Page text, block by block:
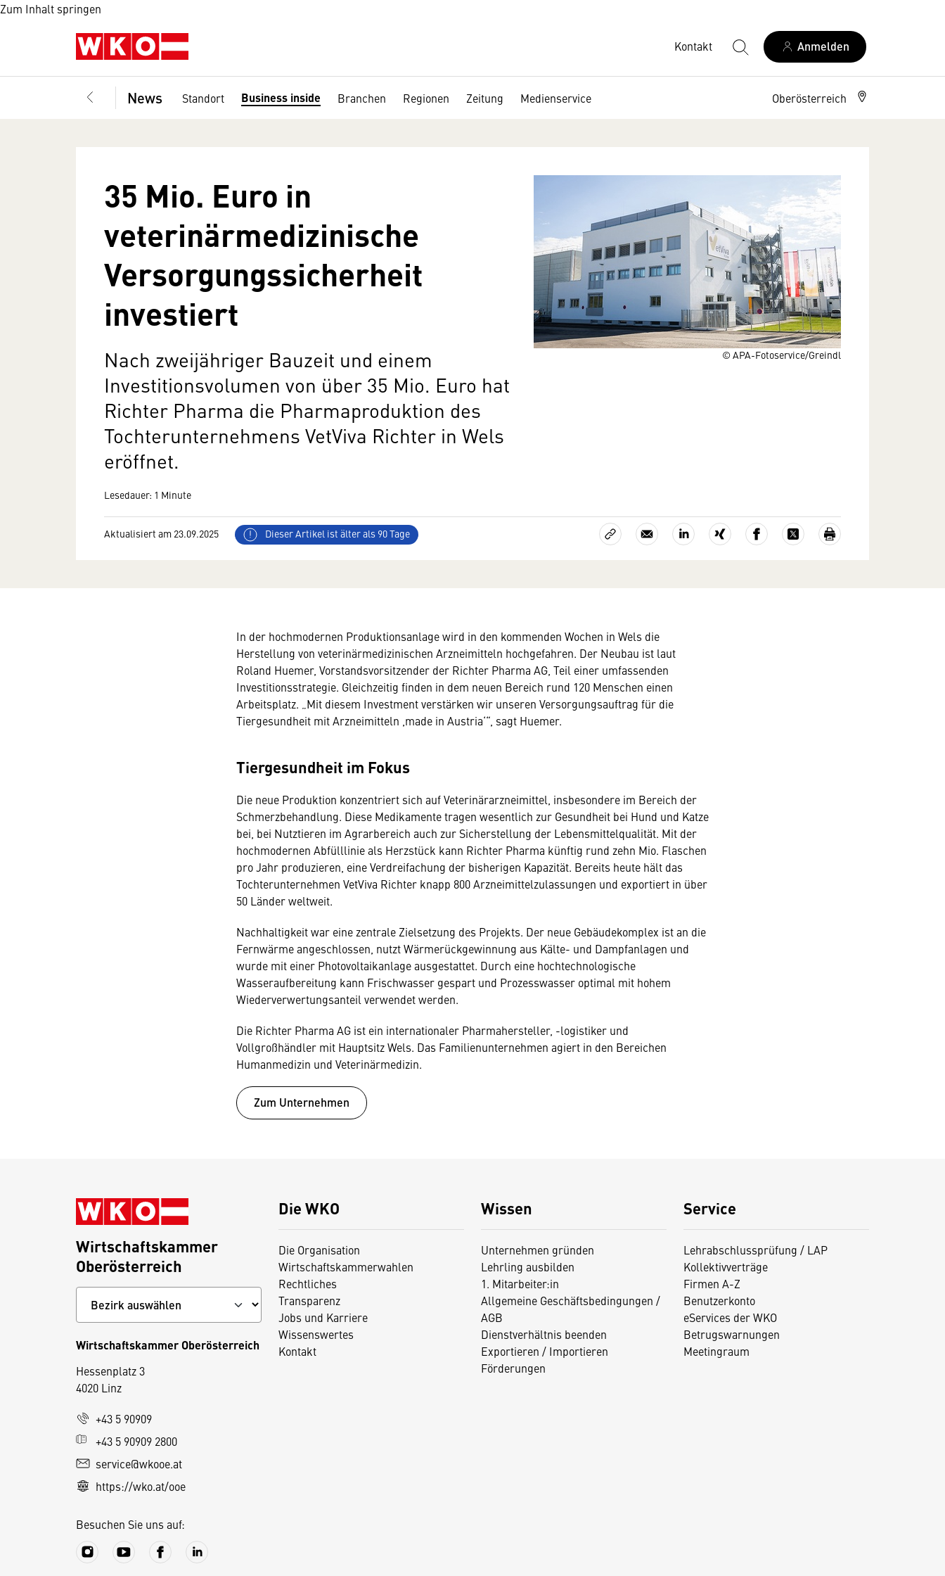
Zum Inhalt springen
Kontakt Anmelden
News Standort Business inside Branchen Regionen Zeitung Medienservice Oberösterreich
© APA-Fotoservice/Greindl
35 Mio. Euro in
veterinärmedizinische
Versorgungssicherheit
investiert
Nach zweijähriger Bauzeit und einem
Investitionsvolumen von über 35 Mio. Euro hat
Richter Pharma die Pharmaproduktion des
Tochterunternehmens VetViva Richter in Wels
eröffnet.
Lesedauer: 1 Minute
Aktualisiert am 23.09.2025 Dieser Artikel ist älter als 90 Tage
In der hochmodernen Produktionsanlage wird in den kommenden Wochen in Wels die
Herstellung von veterinärmedizinischen Arzneimitteln hochgefahren. Der Neubau ist laut
Roland Huemer, Vorstandsvorsitzender der Richter Pharma AG, Teil einer umfassenden
Investitionsstrategie. Gleichzeitig finden in dem neuen Bereich rund 120 Menschen einen
Arbeitsplatz. „Mit diesem Investment verstärken wir unseren Versorgungsauftrag für die
Tiergesundheit mit Arzneimitteln ,made in Austria‘“, sagt Huemer.
Tiergesundheit im Fokus
Die neue Produktion konzentriert sich auf Veterinärarzneimittel, insbesondere im Bereich der
Schmerzbehandlung. Diese Medikamente tragen wesentlich zur Gesundheit bei Hund und Katze
bei, bei Nutztieren im Agrarbereich auch zur Sicherstellung der Lebensmittelqualität. Mit der
hochmodernen Abfülllinie als Herzstück kann Richter Pharma künftig rund zehn Mio. Flaschen
pro Jahr produzieren, eine Verdreifachung der bisherigen Kapazität. Bereits heute hält das
Tochterunternehmen VetViva Richter knapp 800 Arzneimittelzulassungen und exportiert in über
50 Länder weltweit.
Nachhaltigkeit war eine zentrale Zielsetzung des Projekts. Der neue Gebäudekomplex ist an die
Fernwärme angeschlossen, nutzt Wärmerückgewinnung aus Kälte- und Dampfanlagen und
wurde mit einer Photovoltaikanlage ausgestattet. Durch eine hochtechnologische
Wasseraufbereitung kann Frischwasser gespart und Prozesswasser optimal mit hohem
Wiederverwertungsanteil verwendet werden.
Die Richter Pharma AG ist ein internationaler Pharmahersteller, -logistiker und
Vollgroßhändler mit Hauptsitz Wels. Das Familienunternehmen agiert in den Bereichen
Humanmedizin und Veterinärmedizin.
Zum Unternehmen
Die WKO
Die Organisation
Wirtschaftskammerwahlen
Rechtliches
Transparenz
Jobs und Karriere
Wissenswertes
Kontakt
Wissen
Unternehmen gründen
Lehrling ausbilden
1. Mitarbeiter:in
Allgemeine Geschäftsbedingungen /
AGB
Dienstverhältnis beenden
Exportieren / Importieren
Förderungen
Service
Lehrabschlussprüfung / LAP
Kollektivverträge
Firmen A-Z
Benutzerkonto
eServices der WKO
Betrugswarnungen
Meetingraum
Wirtschaftskammer
Oberösterreich
Wirtschaftskammer Oberösterreich
Hessenplatz 3
4020 Linz
+43 5 90909
+43 5 90909 2800
service@wkooe.at
https://wko.at/ooe
Besuchen Sie uns auf: